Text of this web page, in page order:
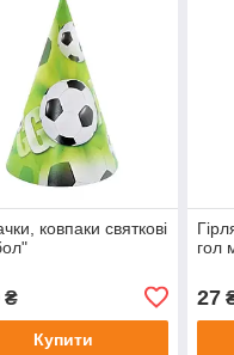
ковпаки святкові
₴
Купити
гол
27